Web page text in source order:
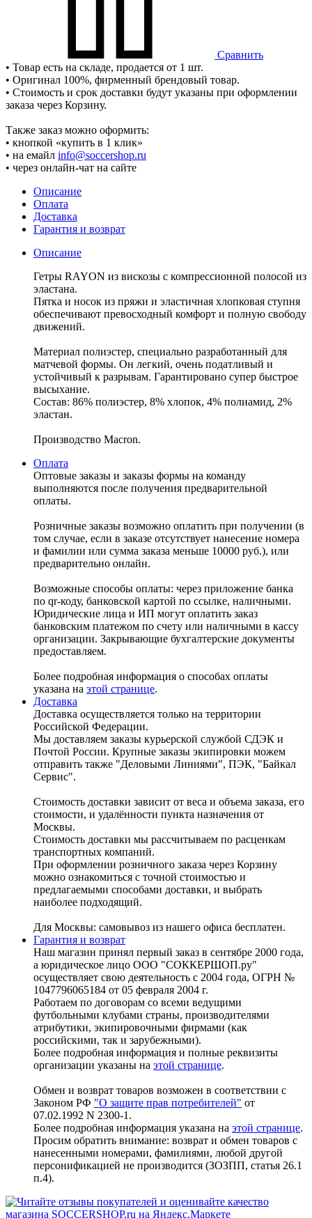
Сравнить
• Товар есть на складе, продается от 1 шт.
• Оригинал 100%, фирменный брендовый товар.
• Стоимость и срок доставки будут указаны при оформлении
заказа через Корзину.
Также заказ можно оформить:
• кнопкой «купить в 1 клик»
• на емайл info@soccershop.ru
• через онлайн-чат на сайте
Описание
Оплата
Доставка
Гарантия и возврат
Описание
Гетры RAYON из вискозы с компрессионной полосой из
эластана.
Пятка и носок из пряжи и эластичная хлопковая ступня
обеспечивают превосходный комфорт и полную свободу
движений.
Материал полиэстер, специально разработанный для
матчевой формы. Он легкий, очень податливый и
устойчивый к разрывам. Гарантировано супер быстрое
высыхание.
Состав: 86% полиэстер, 8% хлопок, 4% полиамид, 2%
эластан.
Производство Macron.
Оплата
Оптовые заказы и заказы формы на команду
выполняются после получения предварительной
оплаты.
Розничные заказы возможно оплатить при получении (в
том случае, если в заказе отсутствует нанесение номера
и фамилии или сумма заказа меньше 10000 руб.), или
предварительно онлайн.
Возможные способы оплаты: через приложение банка
по qr-коду, банковской картой по ссылке, наличными.
Юридические лица и ИП могут оплатить заказ
банковским платежом по счету или наличными в кассу
организации. Закрывающие бухгалтерские документы
предоставляем.
Более подробная информация о способах оплаты
указана на этой странице.
Доставка
Доставка осуществляется только на территории
Российской Федерации.
Мы доставляем заказы курьерской службой СДЭК и
Почтой России. Крупные заказы экипировки можем
отправить также "Деловыми Линиями", ПЭК, "Байкал
Сервис".
Стоимость доставки зависит от веса и объема заказа, его
стоимости, и удалённости пункта назначения от
Москвы.
Стоимость доставки мы рассчитываем по расценкам
транспортных компаний.
При оформлении розничного заказа через Корзину
можно ознакомиться с точной стоимостью и
предлагаемыми способами доставки, и выбрать
наиболее подходящий.
Для Москвы: самовывоз из нашего офиса бесплатен.
Гарантия и возврат
Наш магазин принял первый заказ в сентябре 2000 года,
а юридическое лицо ООО "СОККЕРШОП.ру"
осуществляет свою деятельность с 2004 года, ОГРН №
1047796065184 от 05 февраля 2004 г.
Работаем по договорам со всеми ведущими
футбольными клубами страны, производителями
атрибутики, экипировочными фирмами (как
российскими, так и зарубежными).
Более подробная информация и полные реквизиты
организации указаны на этой странице.
Обмен и возврат товаров возможен в соответствии с
Законом РФ "О защите прав потребителей" от
07.02.1992 N 2300-1.
Более подробная информация указана на этой странице.
Просим обратить внимание: возврат и обмен товаров с
нанесенными номерами, фамилиями, любой другой
персонификацией не производится (ЗОЗПП, статья 26.1
п.4).